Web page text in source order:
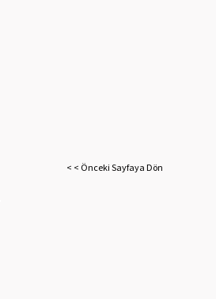
< < Önceki Sayfaya Dön